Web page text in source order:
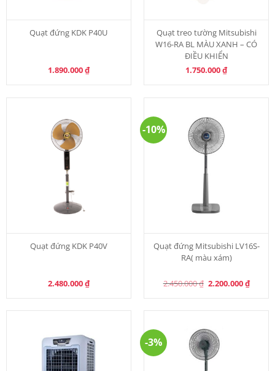
Quạt đứng KDK P40U
1.890.000₫
Quạt treo tường Mitsubishi
W16-RA BL MÀU XANH – CÓ
ĐIỀU KHIỂN
1.750.000₫
Quạt đứng KDK P40V
2.480.000₫
-10%
Quạt đứng Mitsubishi LV16S-
RA( màu xám)
2.450.000₫ Original
price
2.200.000₫
price
-3%